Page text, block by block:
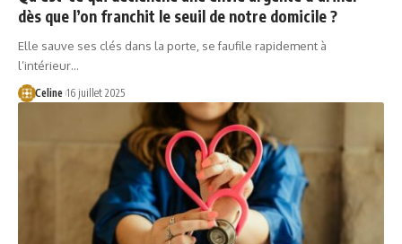
dès que l’on franchit le seuil de notre domicile ?
Elle sauve ses clés dans la porte, se faufile rapidement à
l’intérieur…
Celine 16 juillet 2025